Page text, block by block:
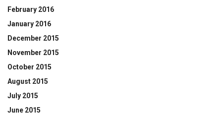
February 2016
January 2016
December 2015
November 2015
October 2015
August 2015
July 2015
June 2015